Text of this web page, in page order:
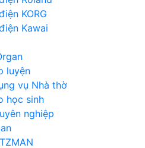
KORG
Kawai
luyện
vụ Nhà thờ
học sinh
nghiệp